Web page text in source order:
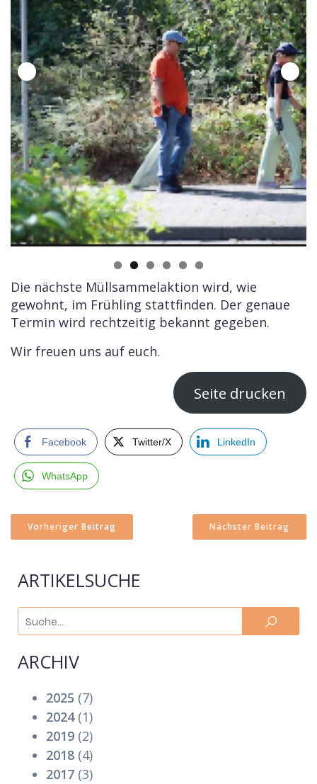
Die nächste Müllsammelaktion wird, wie
gewohnt, im Frühling stattfinden. Der genaue
Termin wird rechtzeitig bekannt gegeben.
Wir freuen uns auf euch.
Seite drucken
Facebook Twitter/X LinkedIn
WhatsApp
Vorheriger Beitrag Nächster Beitrag
ARTIKELSUCHE
ARCHIV
2025 (7)
2024(1)
2019 (2)
2018 (4)
2017 (3)